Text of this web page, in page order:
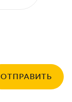
ОТПРАВИТЬ